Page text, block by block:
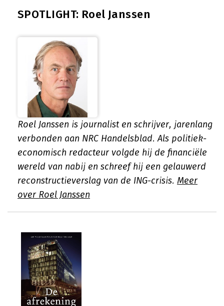
SPOTLIGHT: Roel Janssen
Roel Janssen is journalist en schrijver, jarenlang
verbonden aan NRC Handelsblad. Als politiek-
economisch redacteur volgde hij de financiële
wereld van nabij en schreef hij een gelauwerd
reconstructieverslag van de ING-crisis. Meer
over Roel Janssen